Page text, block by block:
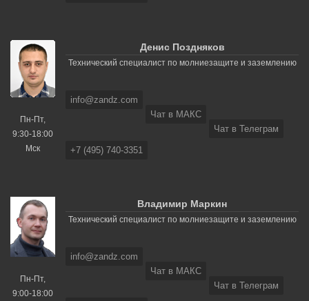
Пн-Пт,
9:30-18:00
Мск
Денис Поздняков
Технический специалист по молниезащите и заземлению
info@zandz.com
Чат в МАКС
Чат в Телеграм
+7 (495) 740-3351
Пн-Пт,
9:00-18:00
Владимир Маркин
Технический специалист по молниезащите и заземлению
info@zandz.com
Чат в МАКС
Чат в Телеграм